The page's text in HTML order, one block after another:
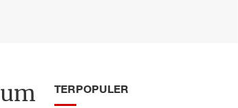
TERPOPULER